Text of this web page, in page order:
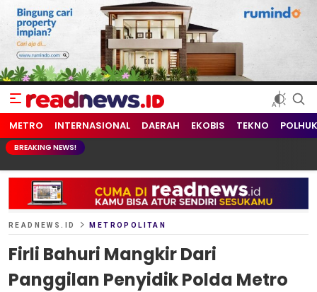
readnews.id
Berita Terkini, Update Terbaru Hari ini dari Indonesia dan Dunia
METRO INTERNASIONAL DAERAH EKOBIS TEKNO
BREAKING NEWS!
READNEWS.ID METROPOLITAN
Firli Bahuri Mangkir Dari
Panggilan Penyidik Polda Metro